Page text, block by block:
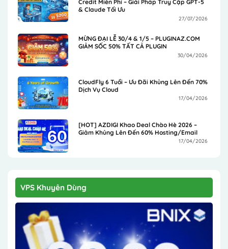
Credit Miễn Phí – Giải Pháp Truy Cập GPT-5
& Claude Tối Ưu
27/07/2026
MỪNG ĐẠI LỄ 30/4 & 1/5 – PLUGINAZ.COM
GIẢM SỐC 50% TẤT CẢ PLUGIN
30/04/2026
CloudFly 6 Tuổi – Ưu Đãi Khủng Lên Đến 70%
Dịch Vụ Cloud
17/04/2026
[HOT] AZDIGI Khao Deal Chào Hè 2026 –
Giảm Khủng Lên Đến 60% Hosting/Email
17/04/2026
VPS Khuyên Dùng